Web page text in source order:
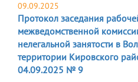
09.09.2025
Протокол заседания
межведомственной
нелегальной занятости в
территории Кировского
04.09.2025 № 9